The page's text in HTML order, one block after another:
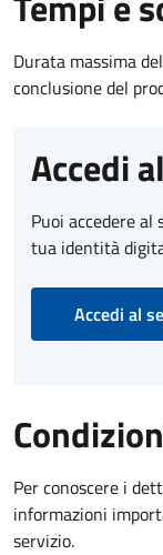
Durata massima
conclusione del
Accedi
Puoi accedere
tua identità
Accedi al
Per conoscere i
informazioni
servizio.